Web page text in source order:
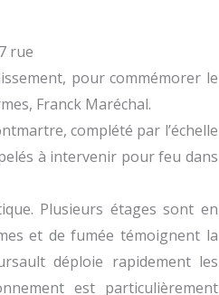
rue
pour commémorer le
Franck Maréchal.
complété par l’échelle
à intervenir pour feu dans
Plusieurs étages sont en
et de fumée témoignent la
déploie rapidement les
est particulièrement